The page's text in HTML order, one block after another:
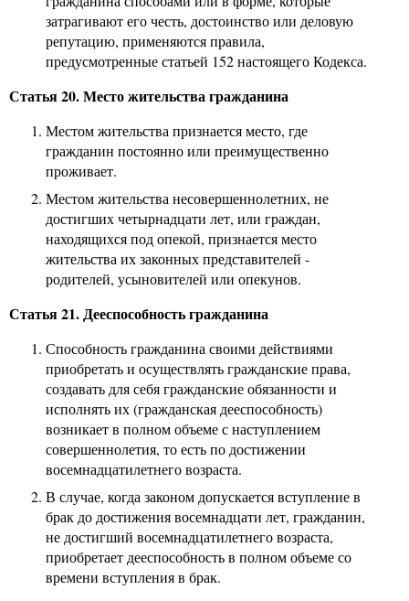
затрагивают его честь, достоинство или деловую
репутацию, применяются правила,
предусмотренные статьей 152 настоящего Кодекса.
Статья 20. Место жительства гражданина
Местом жительства признается место, где
гражданин постоянно или преимущественно
проживает.
Местом жительства несовершеннолетних, не
достигших четырнадцати лет, или граждан,
находящихся под опекой, признается место
жительства их законных представителей -
родителей, усыновителей или опекунов.
Статья 21. Дееспособность гражданина
Способность гражданина своими действиями
приобретать и осуществлять гражданские права,
создавать для себя гражданские обязанности и
исполнять их (гражданская дееспособность)
возникает в полном объеме с наступлением
совершеннолетия, то есть по достижении
восемнадцатилетнего возраста.
В случае, когда законом допускается вступление в
брак до достижения восемнадцати лет, гражданин,
не достигший восемнадцатилетнего возраста,
приобретает дееспособность в полном объеме со
времени вступления в брак.